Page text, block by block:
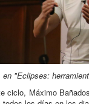
"Eclipses:
ciclo, Máximo